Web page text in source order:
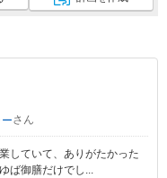
さん
していて、ありがたかった
ば御膳だけでし ...